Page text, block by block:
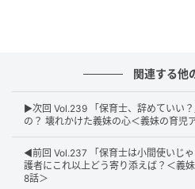
関連する他
▶︎次回 Vol.239 「保育士、辞めていい
の？ 壊れかけた義妹の心＜義妹の育児
◀︎前回 Vol.237 「保育士は小間使いじ
護者にこれ以上どう寄り添えば？＜義
8話＞